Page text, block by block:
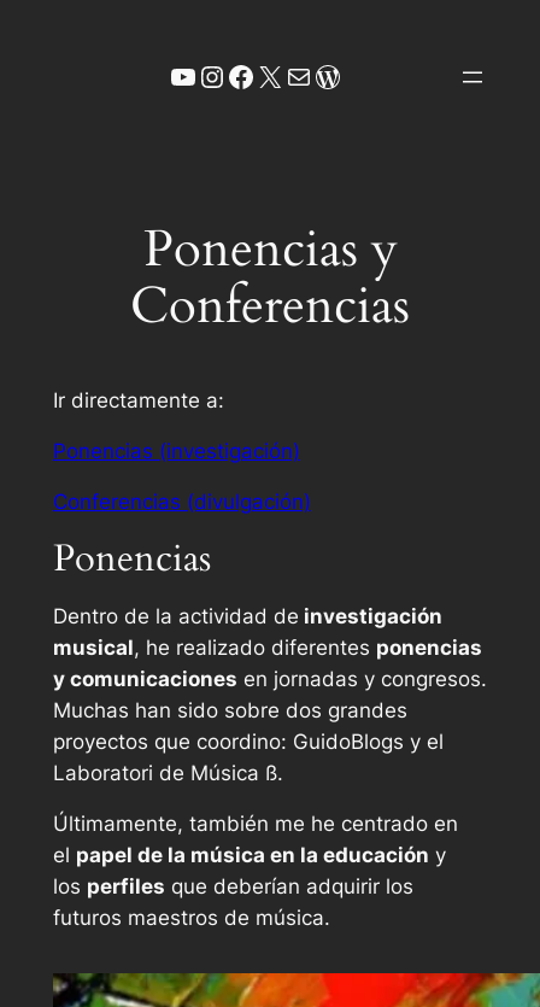
YouTube
Instagram
Facebook
X Correo electrónico
WordPress
Ponencias y
Conferencias
Ir directamente a:
Ponencias (investigación)
Conferencias (divulgación)
Ponencias
Dentro de la actividad de investigación
musical, he realizado diferentes ponencias
y comunicaciones en jornadas y congresos.
Muchas han sido sobre dos grandes
proyectos que coordino: GuidoBlogs y el
Laboratori de Música ß.
Últimamente, también me he centrado en
el papel de la música en la educación y
los perfiles que deberían adquirir los
futuros maestros de música.